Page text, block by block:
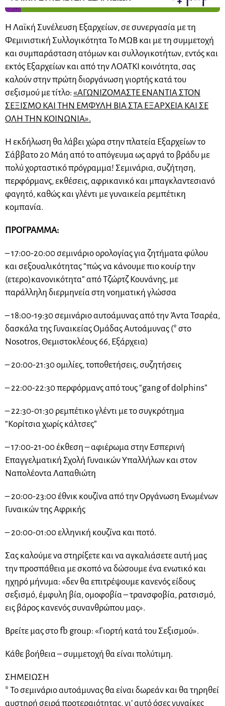
Η Λαϊκή Συνέλευση Εξαρχείων, σε συνεργασία με τη
Φεμινιστική Συλλογικότητα Το ΜΩΒ και με τη συμμετοχή
και συμπαράσταση ατόμων και συλλογικοτήτων, εντός και
εκτός Εξαρχείων και από την ΛΟΑΤΚΙ κοινότητα, σας
καλούν στην πρώτη διοργάνωση γιορτής κατά του
σεξισμού με τίτλο: «ΑΓΩΝΙΖΟΜΑΣΤΕ ΕΝΑΝΤΙΑ ΣΤΟΝ
ΣΕΞΙΣΜΟ ΚΑΙ ΤΗΝ ΕΜΦΥΛΗ ΒΙΑ ΣΤΑ ΕΞΑΡΧΕΙΑ ΚΑΙ ΣΕ
ΟΛΗ ΤΗΝ ΚΟΙΝΩΝΙΑ».
Η εκδήλωση θα λάβει χώρα στην πλατεία Εξαρχείων το
Σάββατο 20 Μάη από το απόγευμα ως αργά το βράδυ με
πολύ χορταστικό πρόγραμμα! Σεμινάρια, συζήτηση,
περφόρμανς, εκθέσεις, αφρικανικό και μπαγκλαντεσιανό
φαγητό, καθώς και γλέντι με γυναικεία ρεμπέτικη
κομπανία.
ΠΡΟΓΡΑΜΜΑ:
– 17:00-20:00 σεμινάριο ορολογίας για ζητήματα φύλου
και σεξουαλικότητας “πώς να κάνουμε πιο κουίρ την
(ετερο)κανονικότητα” από Τζώρτζ Κουνάνης, με
παράλληλη διερμηνεία στη νοηματική γλώσσα
– 18:00-19:30 σεμινάριο αυτοάμυνας από την Άντα Τσαρέα,
δασκάλα της Γυναικείας Ομάδας Αυτοάμυνας (* στο
Nosotros, Θεμιστοκλέους 66, Εξάρχεια)
– 20:00-21:30 ομιλίες, τοποθετήσεις, συζητήσεις
– 22:00-22:30 περφόρμανς από τους “gang of dolphins”
– 22:30-01:30 ρεμπέτικο γλέντι με το συγκρότημα
“Κορίτσια χωρίς κάλτσες”
– 17:00-21-00 έκθεση – αφιέρωμα στην Εσπερινή
Επαγγελματική Σχολή Γυναικών Υπαλλήλων και στον
Ναπολέοντα Λαπαθιώτη
– 20:00-23:00 έθνικ κουζίνα από την Οργάνωση Ενωμένων
Γυναικών της Αφρικής
– 20:00-01:00 ελληνική κουζίνα και ποτό.
Σας καλούμε να στηρίξετε και να αγκαλιάσετε αυτή μας
την προσπάθεια με σκοπό να δώσουμε ένα ενωτικό και
ηχηρό μήνυμα: «δεν θα επιτρέψουμε κανενός είδους
σεξισμό, έμφυλη βία, ομοφοβία – τρανσφοβία, ρατσισμό,
εις βάρος κανενός συνανθρώπου μας».
Βρείτε μας στο fb group: «Γιορτή κατά του Σεξισμού».
Κάθε βοήθεια – συμμετοχή θα είναι πολύτιμη.
ΣΗΜΕΙΩΣΗ
* Το σεμινάριο αυτοάμυνας θα είναι δωρεάν και θα τηρηθεί
αυστηρή σειρά προτεραιότητας, γι’ αυτό όσες γυναίκες